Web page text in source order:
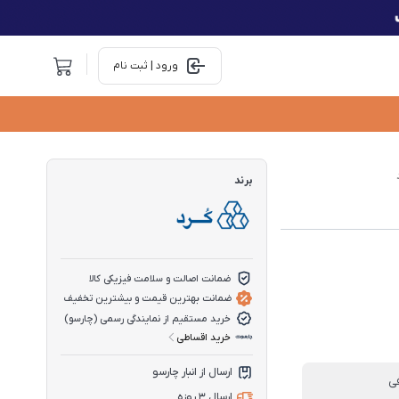
ورود | ثبت نام
برند
ضمانت اصالت و سلامت فیزیکی کالا
ضمانت بهترین قیمت و بیشترین تخفیف
خرید مستقیم از نمایندگی رسمی (چارسو)
خرید اقساطی
ارسال از انبار چارسو